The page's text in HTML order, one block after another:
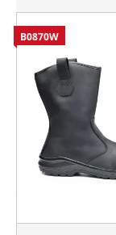
B0870W